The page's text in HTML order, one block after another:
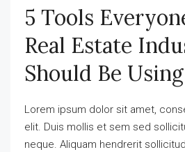
5 Tools
Real Estate
Should Be Using
Lorem ipsum dolor sit amet,
elit. Duis mollis et sem sed
neque. Aliquam hendrerit